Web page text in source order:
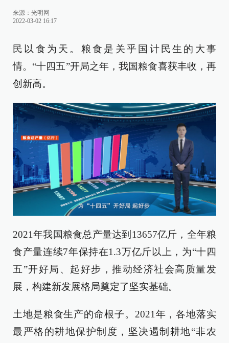
来源： 光明网
2022-03-02 16:17
民以食为天。粮食是关乎国计民生的大事
情。“十四五”开局之年，我国粮食喜获丰收，再
创新高。
2021年我国粮食总产量达到13657亿斤，全年粮
食产量连续7年保持在1.3万亿斤以上，为“十四
五”开好局、起好步，推动经济社会高质量发
展，构建新发展格局奠定了坚实基础。
土地是粮食生产的命根子。2021年，各地落实
最严格的耕地保护制度，坚决遏制耕地“非农